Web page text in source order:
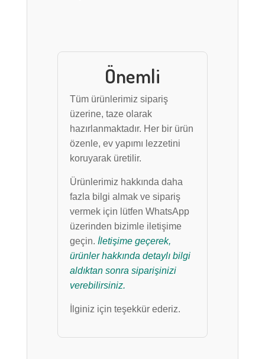
Önemli
Tüm ürünlerimiz sipariş
üzerine, taze olarak
hazırlanmaktadır. Her bir ürün
özenle, ev yapımı lezzetini
koruyarak üretilir.
Ürünlerimiz hakkında daha
fazla bilgi almak ve sipariş
vermek için lütfen WhatsApp
üzerinden bizimle iletişime
geçin.İletişime geçerek,
ürünler hakkında detaylı bilgi
aldıktan sonra siparişinizi
verebilirsiniz.
İlginiz için teşekkür ederiz.